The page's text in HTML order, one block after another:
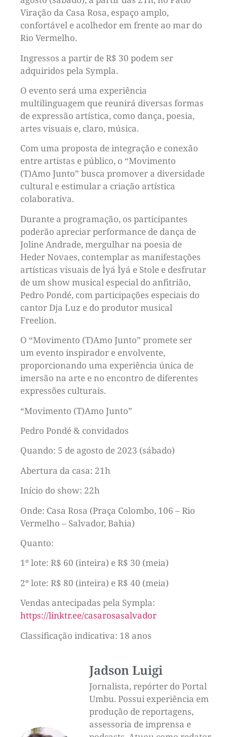
Viração da Casa Rosa, espaço amplo,
confortável e acolhedor em frente ao mar do
Rio Vermelho.
Ingressos a partir de R$ 30 podem ser
adquiridos pela Sympla.
O evento será uma experiência
multilinguagem que reunirá diversas formas
de expressão artística, como dança, poesia,
artes visuais e, claro, música.
Com uma proposta de integração e conexão
entre artistas e público, o “Movimento
(T)Amo Junto” busca promover a diversidade
cultural e estimular a criação artística
colaborativa.
Durante a programação, os participantes
poderão apreciar performance de dança de
Joline Andrade, mergulhar na poesia de
Heder Novaes, contemplar as manifestações
artísticas visuais de Ìyá Ìyá e Stole e desfrutar
de um show musical especial do anfitrião,
Pedro Pondé, com participações especiais do
cantor Dja Luz e do produtor musical
Freelion.
O “Movimento (T)Amo Junto” promete ser
um evento inspirador e envolvente,
proporcionando uma experiência única de
imersão na arte e no encontro de diferentes
expressões culturais.
“Movimento (T)Amo Junto”
Pedro Pondé & convidados
Quando: 5 de agosto de 2023 (sábado)
Abertura da casa: 21h
Início do show: 22h
Onde: Casa Rosa (Praça Colombo, 106 – Rio
Vermelho – Salvador, Bahia)
Quanto:
1º lote: R$ 60 (inteira) e R$ 30 (meia)
2º lote: R$ 80 (inteira) e R$ 40 (meia)
Vendas antecipadas pela Sympla:
https://linktr.ee/casarosasalvador
Classificação indicativa: 18 anos
Jadson Luigi
Jornalista, repórter do Portal
Umbu. Possui experiência em
produção de reportagens,
assessoria de imprensa e